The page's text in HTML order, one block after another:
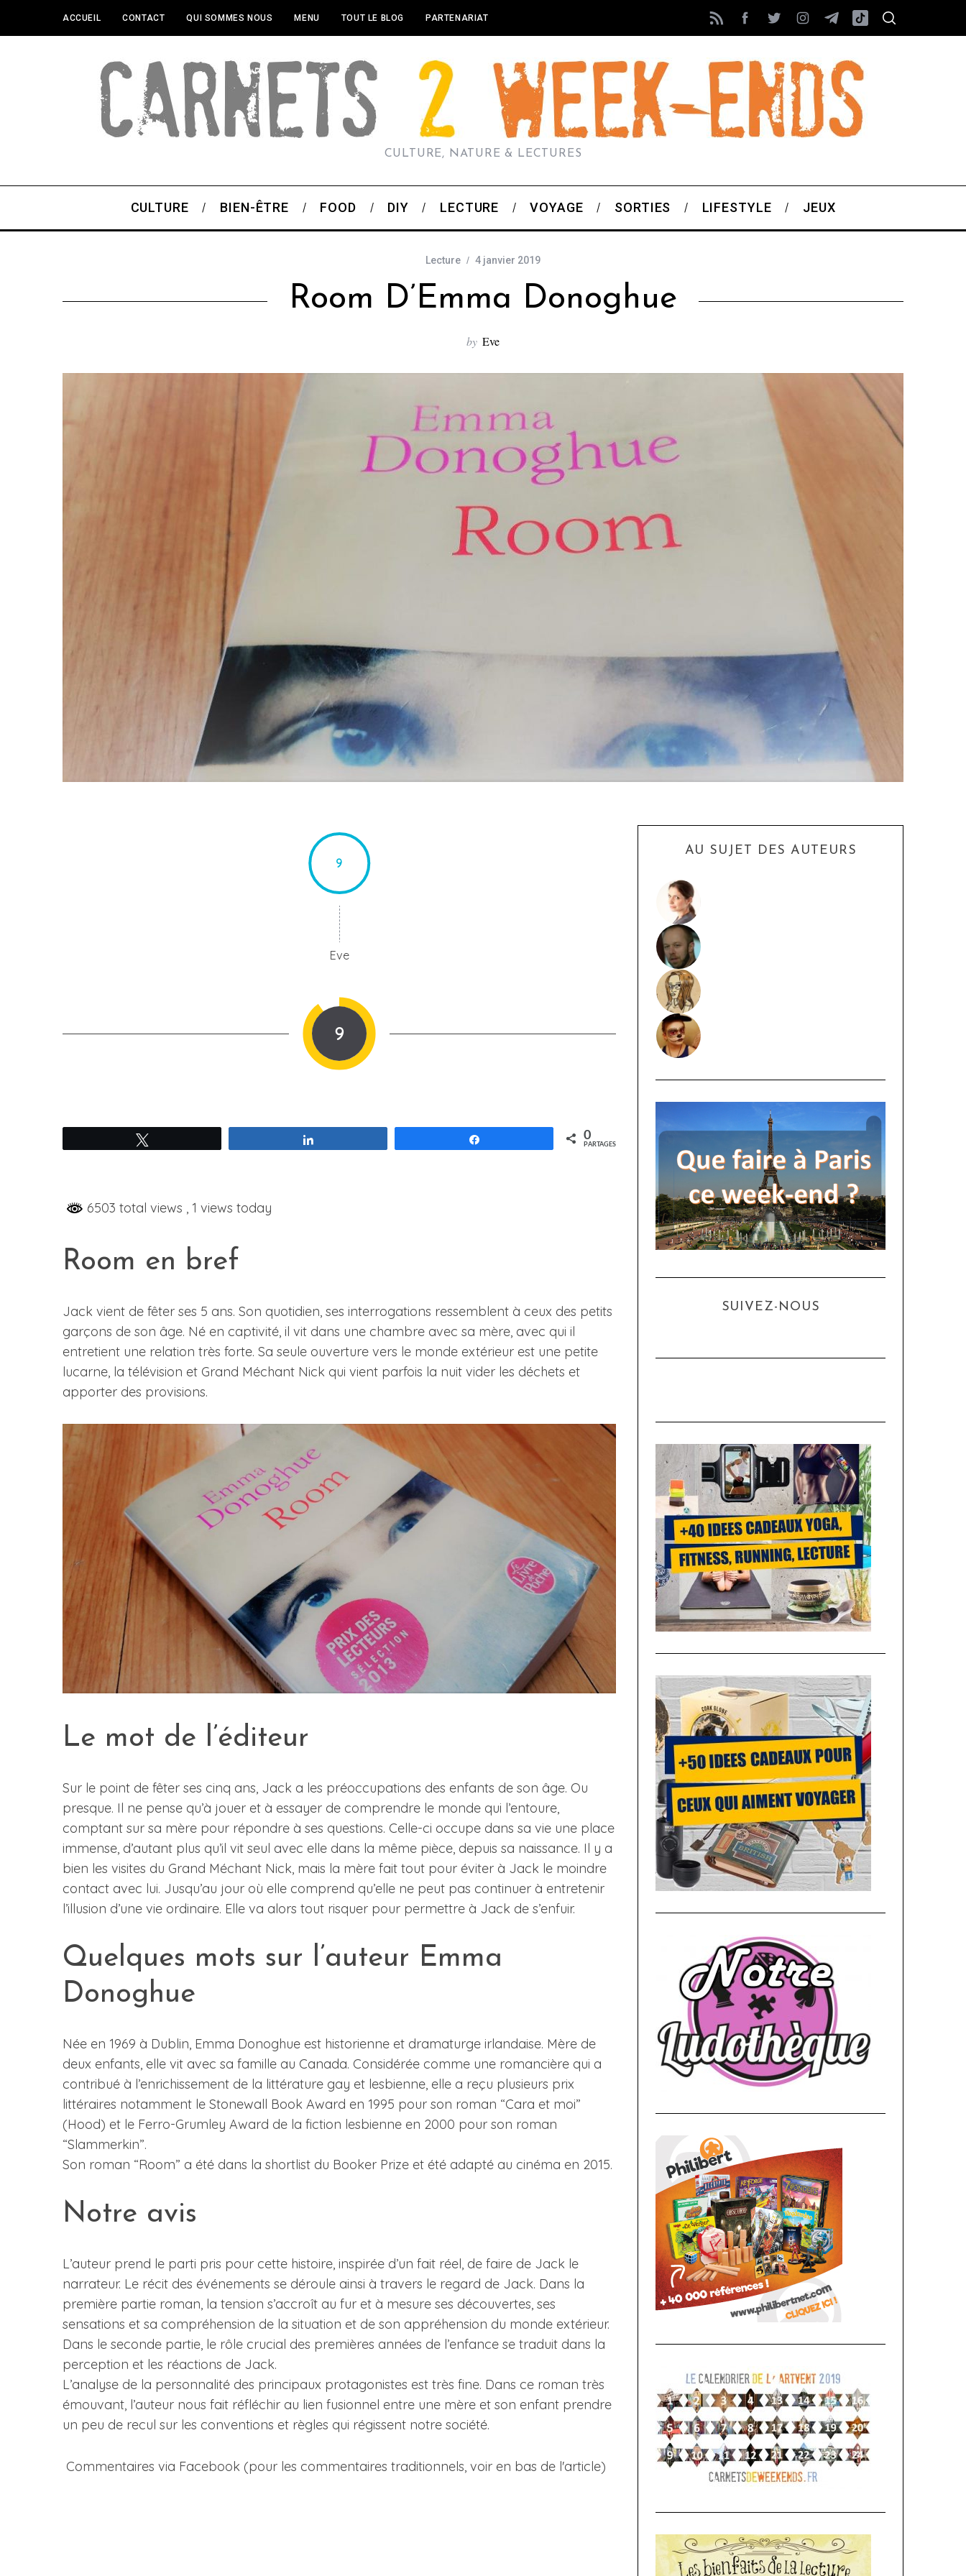
ACCUEIL CONTACT QUI SOMMES NOUS MENU TOUT LE BLOG PARTENARIAT
CULTURE, NATURE & LECTURES
CULTURE BIEN-ÊTRE FOOD DIY LECTURE VOYAGE SORTIES LIFESTYLE JEUX
Lecture 4 janvier 2019
Room D’Emma Donoghue
by Eve
9
Eve
9
0
PARTAGES
6503 total views , 1 views today
Room en bref
Jack vient de fêter ses 5 ans. Son quotidien, ses interrogations ressemblent à ceux des petits
garçons de son âge. Né en captivité, il vit dans une chambre avec sa mère, avec qui il
entretient une relation très forte. Sa seule ouverture vers le monde extérieur est une petite
lucarne, la télévision et Grand Méchant Nick qui vient parfois la nuit vider les déchets et
apporter des provisions.
Le mot de l’éditeur
Sur le point de fêter ses cinq ans, Jack a les préoccupations des enfants de son âge. Ou
presque. Il ne pense qu’à jouer et à essayer de comprendre le monde qui l’entoure,
comptant sur sa mère pour répondre à ses questions. Celle-ci occupe dans sa vie une place
immense, d’autant plus qu’il vit seul avec elle dans la même pièce, depuis sa naissance. Il y a
bien les visites du Grand Méchant Nick, mais la mère fait tout pour éviter à Jack le moindre
contact avec lui. Jusqu’au jour où elle comprend qu’elle ne peut pas continuer à entretenir
l’illusion d’une vie ordinaire. Elle va alors tout risquer pour permettre à Jack de s’enfuir.
Quelques mots sur l’auteur Emma
Donoghue
Née en 1969 à Dublin, Emma Donoghue est historienne et dramaturge irlandaise. Mère de
deux enfants, elle vit avec sa famille au Canada. Considérée comme une romancière qui a
contribué à l’enrichissement de la littérature gay et lesbienne, elle a reçu plusieurs prix
littéraires notamment le Stonewall Book Award en 1995 pour son roman “Cara et moi”
(Hood) et le Ferro-Grumley Award de la fiction lesbienne en 2000 pour son roman
“Slammerkin”.
Son roman “Room” a été dans la shortlist du Booker Prize et été adapté au cinéma en 2015.
Notre avis
L’auteur prend le parti pris pour cette histoire, inspirée d’un fait réel, de faire de Jack le
narrateur. Le récit des événements se déroule ainsi à travers le regard de Jack. Dans la
première partie roman, la tension s’accroît au fur et à mesure ses découvertes, ses
sensations et sa compréhension de la situation et de son appréhension du monde extérieur.
Dans le seconde partie, le rôle crucial des premières années de l’enfance se traduit dans la
perception et les réactions de Jack.
L’analyse de la personnalité des principaux protagonistes est très fine. Dans ce roman très
émouvant, l’auteur nous fait réfléchir au lien fusionnel entre une mère et son enfant prendre
un peu de recul sur les conventions et règles qui régissent notre société.
Commentaires via Facebook (pour les commentaires traditionnels, voir en bas de l'article)
AU SUJET DES AUTEURS
SUIVEZ-NOUS
S
e
a
c
h
f
r